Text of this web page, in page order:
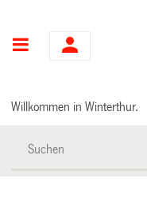
Hauptnavigation
Willkommen in Winterthur.